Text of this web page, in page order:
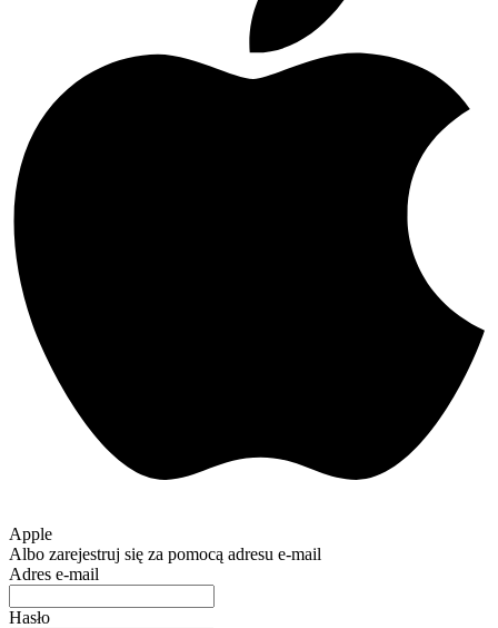
Apple
Albo zarejestruj się za pomocą adresu e-mail
Adres e-mail
Hasło